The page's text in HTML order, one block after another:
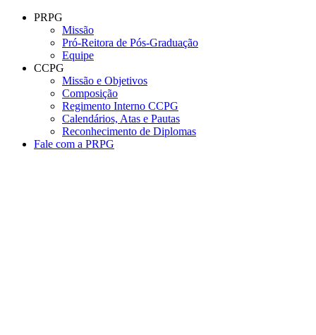
Conteúdo principal
PRPG
Missão
Pró-Reitora de Pós-Graduação
Equipe
CCPG
Missão e Objetivos
Composição
Regimento Interno CCPG
Calendários, Atas e Pautas
Reconhecimento de Diplomas
Fale com a PRPG